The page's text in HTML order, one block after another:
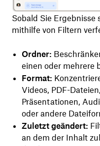
Sobald Sie Ergebnisse
mithilfe von Filtern
Ordner:
einen oder mehrere
Format:
Videos, PDF-
Präsentationen,
oder andere
Zuletzt geändert:
an dem der Inhalt